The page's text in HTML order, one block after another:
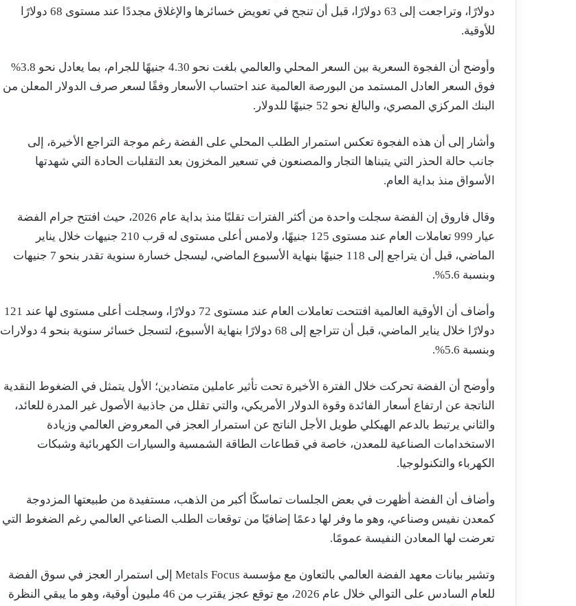
دولارًا، وتراجعت إلى 63 دولارًا، قبل أن تنجح في تعويض خسائرها والإغلاق مجددًا عند مستوى 68 دولارًا
للأوقية.
وأوضح أن الفجوة السعرية بين السعر المحلي والعالمي بلغت نحو 4.30 جنيهًا للجرام، بما يعادل نحو 3.8%
فوق السعر العادل المستمد من البورصة العالمية عند احتساب الأسعار وفقًا لسعر صرف الدولار المعلن من
البنك المركزي المصري، والبالغ نحو 52 جنيهًا للدولار.
وأشار إلى أن هذه الفجوة تعكس استمرار الطلب المحلي على الفضة رغم موجة التراجع الأخيرة، إلى
جانب حالة الحذر التي يتبناها التجار والمصنعون في تسعير المخزون بعد التقلبات الحادة التي شهدتها
الأسواق منذ بداية العام.
وقال فاروق إن الفضة سجلت واحدة من أكثر الفترات تقلبًا منذ بداية عام 2026، حيث افتتح جرام الفضة
عيار 999 تعاملات العام عند مستوى 125 جنيهًا، ولامس أعلى مستوى له قرب 210 جنيهات خلال يناير
الماضي، قبل أن يتراجع إلى 118 جنيهًا بنهاية الأسبوع الماضي، ليسجل خسارة سنوية تقدر بنحو 7 جنيهات
وبنسبة 5.6%.
وأضاف أن الأوقية العالمية افتتحت تعاملات العام عند مستوى 72 دولارًا، وسجلت أعلى مستوى لها عند 121
دولارًا خلال يناير الماضي، قبل أن تتراجع إلى 68 دولارًا بنهاية الأسبوع، لتسجل خسائر سنوية بنحو 4 دولارات
وبنسبة 5.6%.
وأوضح أن الفضة تحركت خلال الفترة الأخيرة تحت تأثير عاملين متضادين؛ الأول يتمثل في الضغوط النقدية
الناتجة عن ارتفاع أسعار الفائدة وقوة الدولار الأمريكي، والتي تقلل من جاذبية الأصول غير المدرة للعائد،
والثاني يرتبط بالدعم الهيكلي طويل الأجل الناتج عن استمرار العجز في المعروض العالمي وزيادة
الاستخدامات الصناعية للمعدن، خاصة في قطاعات الطاقة الشمسية والسيارات الكهربائية وشبكات
الكهرباء والتكنولوجيا.
وأضاف أن الفضة أظهرت في بعض الجلسات تماسكًا أكبر من الذهب، مستفيدة من طبيعتها المزدوجة
كمعدن نفيس وصناعي، وهو ما وفر لها دعمًا إضافيًا من توقعات الطلب الصناعي العالمي رغم الضغوط التي
تعرضت لها المعادن النفيسة عمومًا.
وتشير بيانات معهد الفضة العالمي بالتعاون مع مؤسسة Metals Focus إلى استمرار العجز في سوق الفضة
للعام السادس على التوالي خلال عام 2026، مع توقع عجز يقترب من 46 مليون أوقية، وهو ما يبقي النظرة